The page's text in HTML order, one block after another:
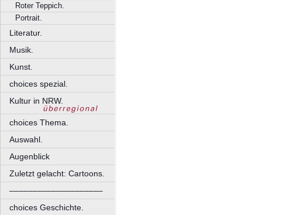
Roter Teppich.
Portrait.
Literatur.
Musik.
Kunst.
choices spezial.
Kultur in NRW.
choices Thema.
Auswahl.
Augenblick
Zuletzt gelacht: Cartoons.
––––––––––––––––––––
choices Geschichte.